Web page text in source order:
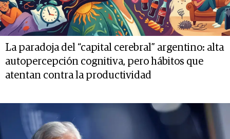
La paradoja del “capital cerebral” argentino: alta
autopercepción cognitiva, pero hábitos que
atentan contra la productividad